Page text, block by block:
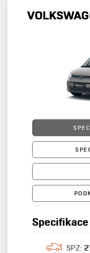
SPZ: